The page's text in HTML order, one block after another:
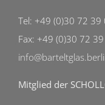
Tel: +49 (0)30 72 39
Fax: +49 (0)30 72
Mitglied der